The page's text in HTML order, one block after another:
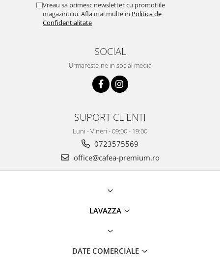
Vreau sa primesc newsletter cu promotiile
magazinului. Afla mai multe in Politica de
Confidentialitate
SOCIAL
Urmareste-ne in social media
SUPORT CLIENTI
Luni - Vineri - 09:00 - 19:00
0723575569
office@cafea-premium.ro
LAVAZZA
DATE COMERCIALE